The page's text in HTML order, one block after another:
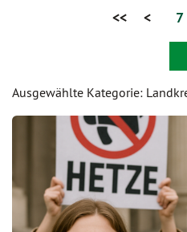
<< < 7
Ausgewählte Kategorie: